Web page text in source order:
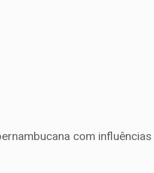
com influências